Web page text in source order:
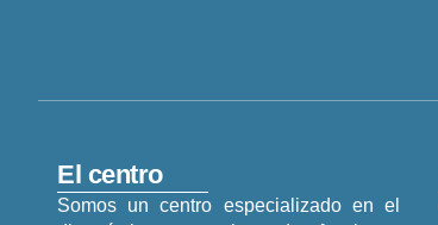
El centro
Somos un centro especializado en el